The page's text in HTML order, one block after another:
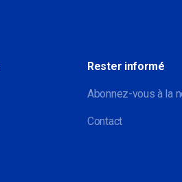
Rester informé
Abonnez-vous à la
Contact